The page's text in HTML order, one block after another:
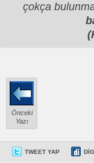
çokça
Önceki
Yazı
TWEET YAP